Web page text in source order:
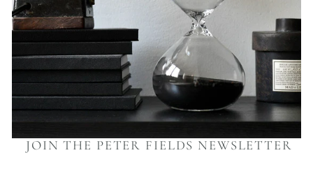
JOIN THE PETER FIELDS NEWSLETTER